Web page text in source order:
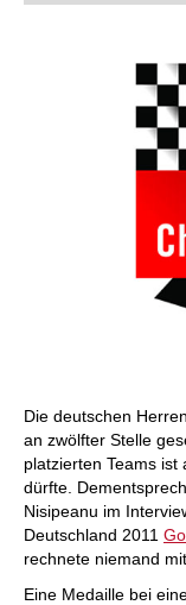
individueller als je
Die deutschen
an zwölfter Stelle
platzierten Teams
dürfte.
Nisipeanu im
Deutschland 2011
rechnete niemand
Eine Medaille bei